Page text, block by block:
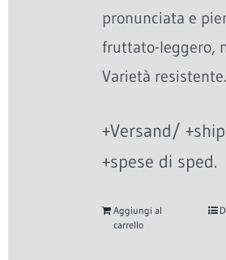
pronunciata e
fruttato-leggero,
Varietà resistente.
+Versand/
+spese di sped.
Aggiungi al
carrello